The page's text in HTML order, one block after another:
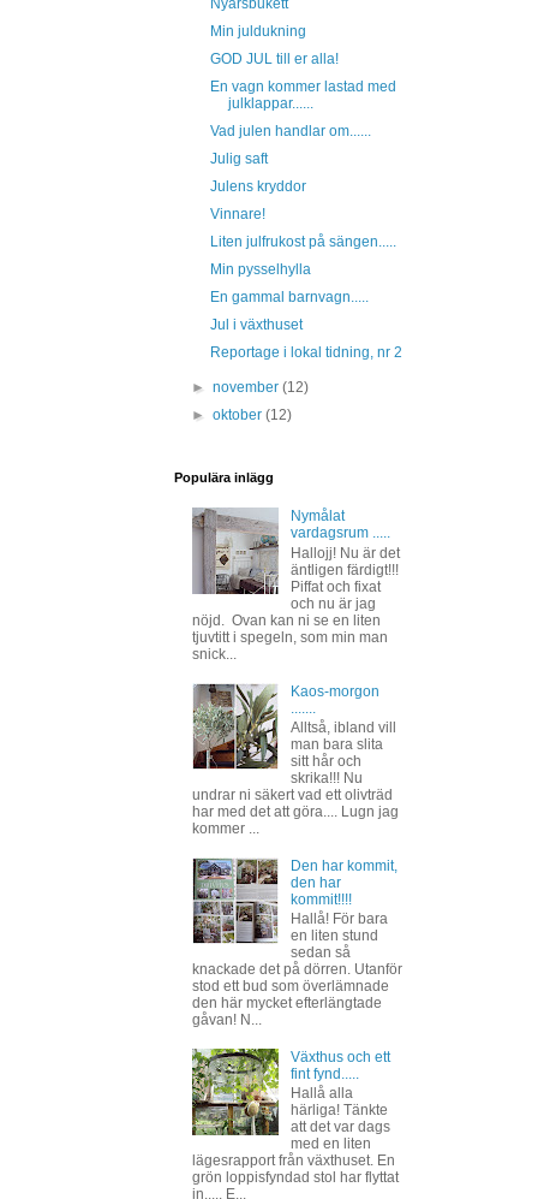
Nyårsbukett
Min juldukning
GOD JUL till er alla!
En vagn kommer lastad med
julklappar......
Vad julen handlar om......
Julig saft
Julens kryddor
Vinnare!
Liten julfrukost på sängen.....
Min pysselhylla
En gammal barnvagn.....
Jul i växthuset
Reportage i lokal tidning, nr 2
►november(12)
►oktober(12)
Populära inlägg
Nymålat
vardagsrum .....
Hallojj! Nu är det
äntligen färdigt!!!
Piffat och fixat
och nu är jag
nöjd. Ovan kan ni se en liten
tjuvtitt i spegeln, som min man
snick...
Kaos-morgon
Alltså, ibland vill
man bara slita
sitt hår och
skrika!!! Nu
undrar ni säkert vad ett olivträd
har med det att göra.... Lugn jag
kommer ...
Den har kommit,
den har
kommit!!!!
Hallå! För bara
en liten stund
sedan så
knackade det på dörren. Utanför
stod ett bud som överlämnade
den här mycket efterlängtade
gåvan! N...
Växthus och ett
fint fynd.....
Hallå alla
härliga! Tänkte
att det var dags
med en liten
lägesrapport från växthuset. En
grön loppisfyndad stol har flyttat
in..... E...